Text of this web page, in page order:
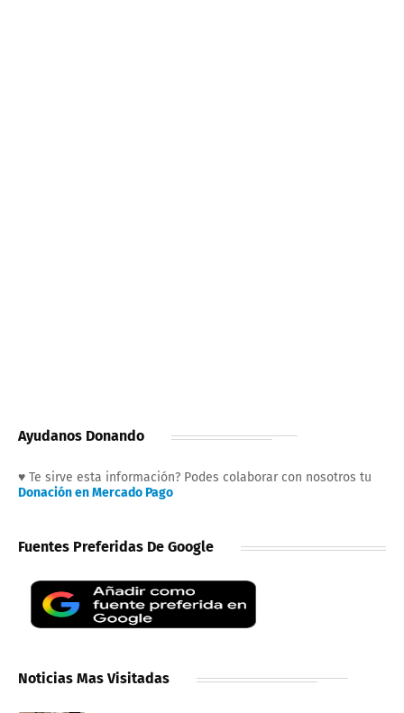
Ayudanos Donando
♥ Te sirve esta información? Podes colaborar con nosotros tu
Donación en Mercado Pago
Fuentes Preferidas De Google
Noticias Mas Visitadas